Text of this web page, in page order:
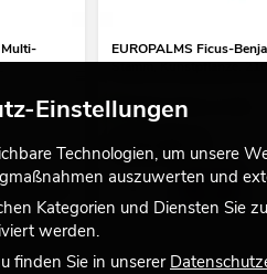
Multi-
No. 82506125
EUROPALMS Ficus-
Stamm, Kunstpflanze,
Bestand reicht ca. 12 Wo.
115,00 €
Einstellungen
Technologien, um unsere
auszuwerten und
Kategorien und Diensten Sie
werden.
finden Sie in unserer